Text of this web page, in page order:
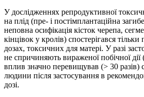
У дослідженнях репродуктивної
на плід (пре- і постімплантаційна
неповна осифікація кісток черепа,
кінцівок у кролів) спостерігався тільки
дозах, токсичних для матері. У разі
не спричиняють вираженої побічної
вплив значно перевищував (> 30
людини після застосування в
дозі.